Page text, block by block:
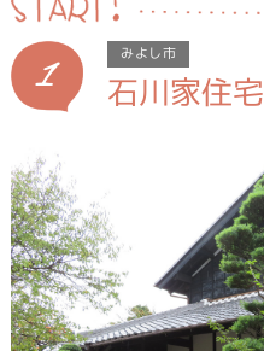
みよし市
石川家住宅
1